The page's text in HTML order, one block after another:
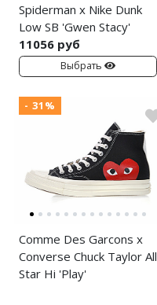
Spiderman x Nike Dunk
Low SB 'Gwen Stacy'
11056 руб
Выбрать
- 31%
Comme Des Garcons x
Converse Chuck Taylor All
Star Hi 'Play'